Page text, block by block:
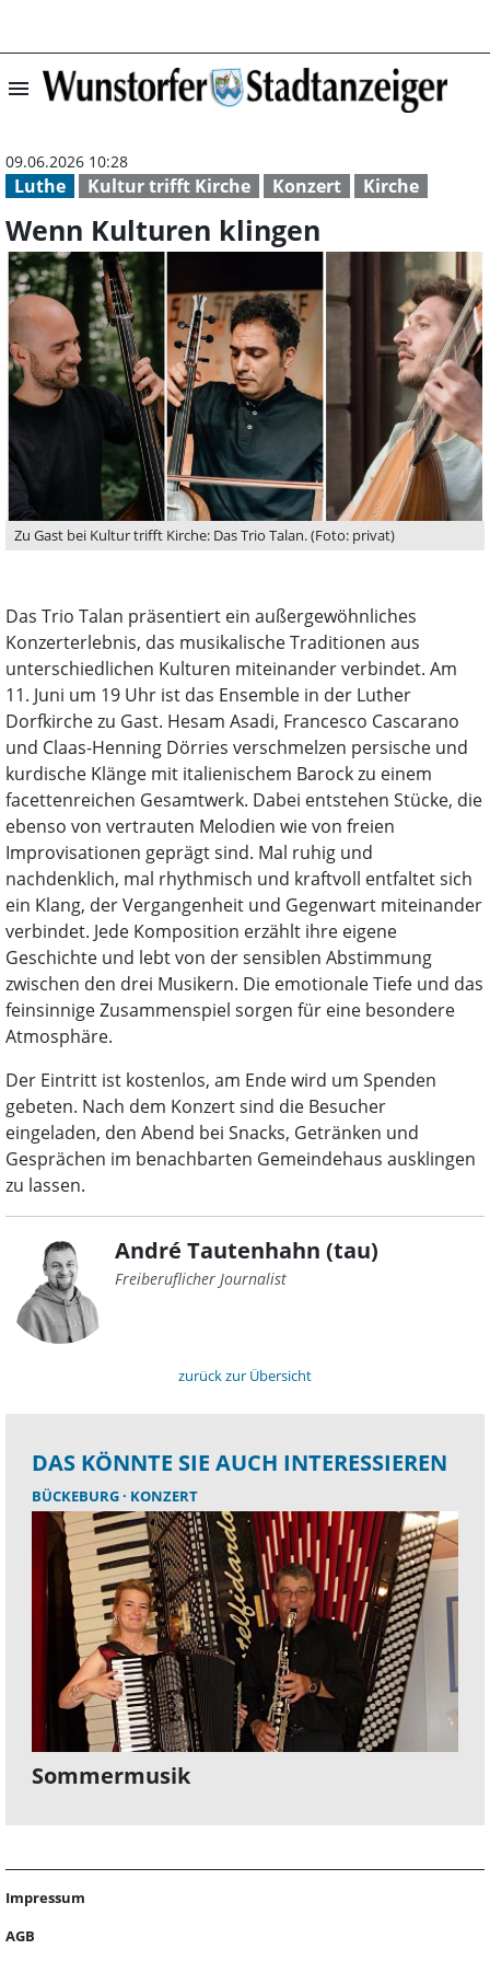
menu Wenn Kulturen
Luthe Kultur trifft Kirche Konzert Kirche
09.06.2026 10:28
Wenn Kulturen klingen
Zu Gast bei Kultur trifft Kirche: Das Trio Talan. (Foto: privat)
Das Trio Talan präsentiert ein außergewöhnliches
Konzerterlebnis, das musikalische Traditionen aus
unterschiedlichen Kulturen miteinander verbindet. Am
11. Juni um 19 Uhr ist das Ensemble in der Luther
Dorfkirche zu Gast. Hesam Asadi, Francesco Cascarano
und Claas-Henning Dörries verschmelzen persische und
kurdische Klänge mit italienischem Barock zu einem
facettenreichen Gesamtwerk. Dabei entstehen Stücke, die
ebenso von vertrauten Melodien wie von freien
Improvisationen geprägt sind. Mal ruhig und
nachdenklich, mal rhythmisch und kraftvoll entfaltet sich
ein Klang, der Vergangenheit und Gegenwart miteinander
verbindet. Jede Komposition erzählt ihre eigene
Geschichte und lebt von der sensiblen Abstimmung
zwischen den drei Musikern. Die emotionale Tiefe und das
feinsinnige Zusammenspiel sorgen für eine besondere
Atmosphäre.
Der Eintritt ist kostenlos, am Ende wird um Spenden
gebeten. Nach dem Konzert sind die Besucher
eingeladen, den Abend bei Snacks, Getränken und
Gesprächen im benachbarten Gemeindehaus ausklingen
zu lassen.
André Tautenhahn (tau)
Freiberuflicher Journalist
zurück zur Übersicht
DAS KÖNNTE SIE AUCH INTERESSIEREN
BÜCKEBURG KONZERT
Sommermusik
Impressum
AGB